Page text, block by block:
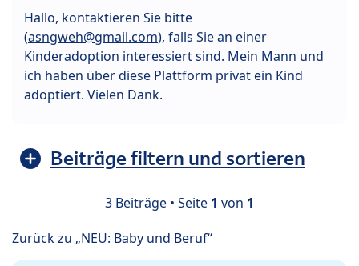
Hallo, kontaktieren Sie bitte
(asngweh@gmail.com), falls Sie an einer
Kinderadoption interessiert sind. Mein Mann und
ich haben über diese Plattform privat ein Kind
adoptiert. Vielen Dank.
Beiträge filtern und sortieren
3 Beiträge • Seite 1 von 1
Zurück zu „NEU: Baby und Beruf“